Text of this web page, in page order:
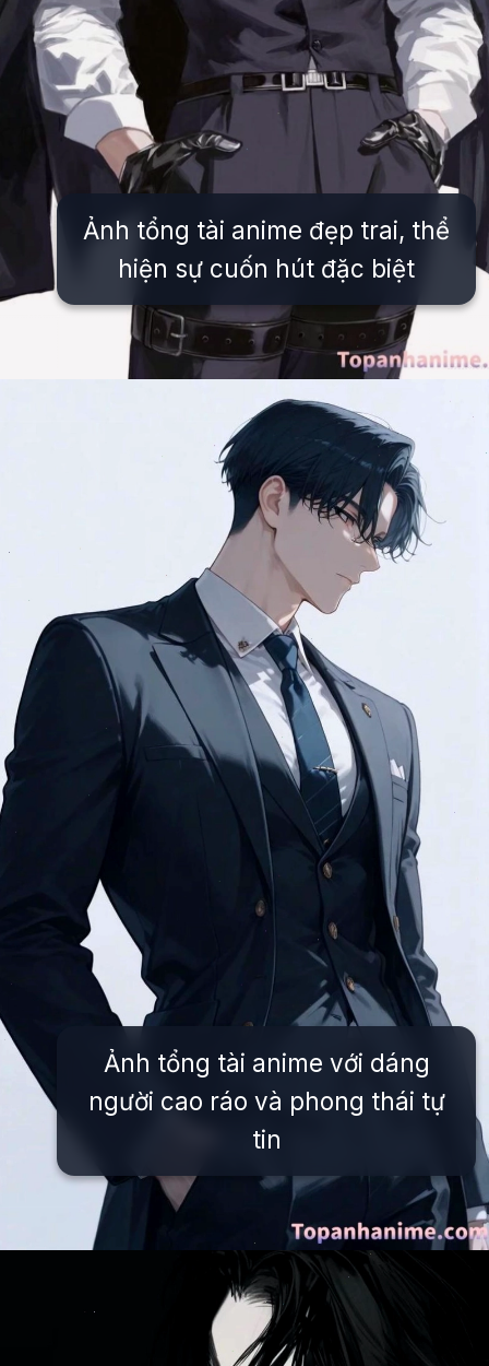
Ảnh tổng tài anime đẹp trai, thể
hiện sự cuốn hút đặc biệt
https://issiloo.edu.vn/anh-tong-tai-anime
Ảnh tổng tài anime với dáng
người cao ráo và phong thái tự
tin
https://issiloo.edu.vn/anh-tong-tai-anime